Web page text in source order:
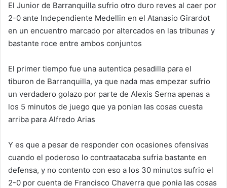
El Junior de Barranquilla sufrio otro duro reves al caer por
2-0 ante Independiente Medellin en el Atanasio Girardot
en un encuentro marcado por altercados en las tribunas y
bastante roce entre ambos conjuntos
El primer tiempo fue una autentica pesadilla para el
tiburon de Barranquilla, ya que nada mas empezar sufrio
un verdadero golazo por parte de Alexis Serna apenas a
los 5 minutos de juego que ya ponian las cosas cuesta
arriba para Alfredo Arias
Y es que a pesar de responder con ocasiones ofensivas
cuando el poderoso lo contraatacaba sufria bastante en
defensa, y no contento con eso a los 30 minutos sufrio el
2-0 por cuenta de Francisco Chaverra que ponia las cosas